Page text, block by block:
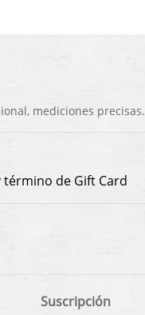
mediciones precisas.
término de Gift Card
Suscripción